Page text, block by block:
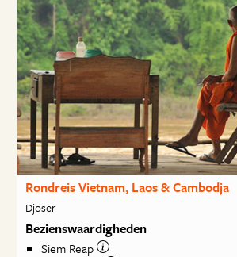
Rondreis Vietnam, Laos & Cambodja
Djoser
Bezienswaardigheden
Siem Reap